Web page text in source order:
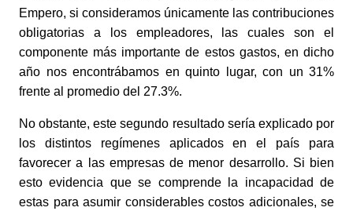
Empero, si consideramos únicamente las contribuciones
obligatorias a los empleadores, las cuales son el
componente más importante de estos gastos, en dicho
año nos encontrábamos en quinto lugar, con un 31%
frente al promedio del 27.3%.
No obstante, este segundo resultado sería explicado por
los distintos regímenes aplicados en el país para
favorecer a las empresas de menor desarrollo. Si bien
esto evidencia que se comprende la incapacidad de
estas para asumir considerables costos adicionales, se